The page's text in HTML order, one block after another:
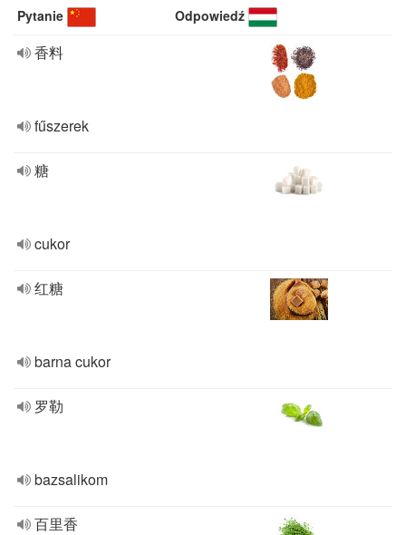
Pytanie Odpowiedź
香料
fűszerek
糖
cukor
红糖
barna cukor
罗勒
bazsalikom
百里香